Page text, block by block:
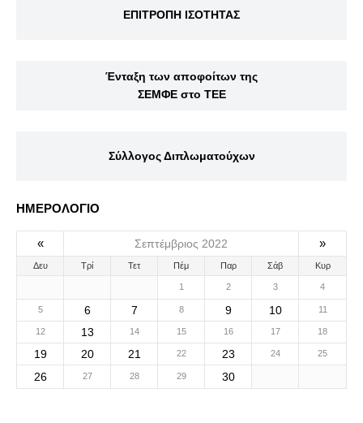
ΕΠΙΤΡΟΠΗ ΙΣΟΤΗΤΑΣ
Ένταξη των αποφοίτων της
ΣΕΜΦΕ στο ΤΕΕ
Σύλλογος Διπλωματούχων
ΗΜΕΡΟΛΟΓΙΟ
« Σεπτέμβριος 2022 »
Δευ Τρί Τετ Πέμ Παρ Σάβ Κυρ
1 2 3 4
5 6 7 8 9 10 11
12 13 14 15 16 17 18
19 20 21 22 23 24 25
26 27 28 29 30